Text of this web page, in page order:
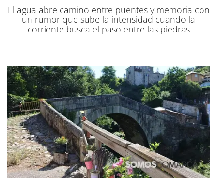
El agua abre camino entre puentes y memoria con
un rumor que sube la intensidad cuando la
corriente busca el paso entre las piedras